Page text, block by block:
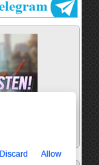
Discard Allow